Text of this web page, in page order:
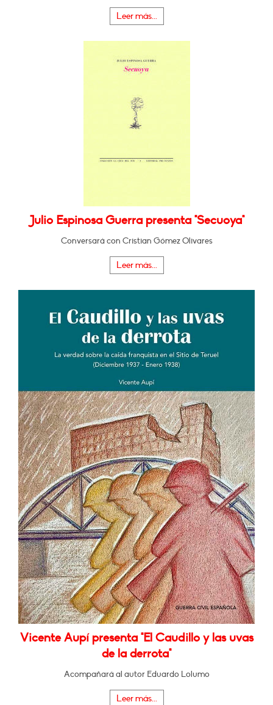
Leer más...
Julio Espinosa Guerra presenta "Secuoya"
Conversará con Cristian Gómez Olivares
Leer más...
Vicente Aupí presenta "El Caudillo y las uvas
de la derrota"
Acompañará al autor Eduardo Lolumo
Leer más...